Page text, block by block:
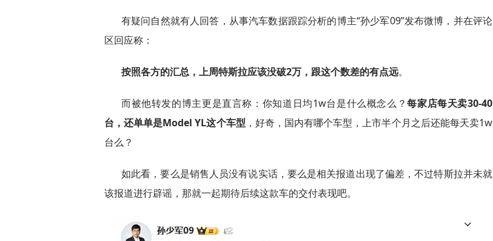
有疑问自然就有人回答，从事汽车数据跟踪分析的博主“孙少军09”发布微博，并在评论
区回应称：
按照各方的汇总，上周特斯拉应该没破2万，跟这个数差的有点远。
而被他转发的博主更是直言称：你知道日均1w台是什么概念么？每家店每天卖30-40
台，还单单是Model YL这个车型 ，好奇，国内有哪个车型，上市半个月之后还能每天卖1w
台么？
如此看，要么是销售人员没有说实话，要么是相关报道出现了偏差，不过特斯拉并未就
该报道进行辟谣，那就一起期待后续这款车的交付表现吧。